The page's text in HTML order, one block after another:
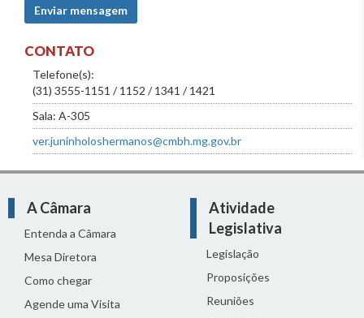
Enviar mensagem
CONTATO
Telefone(s):
(31) 3555-1151 / 1152 / 1341 / 1421
Sala: A-305
ver.juninholoshermanos@cmbh.mg.gov.br
A Câmara
Entenda a Câmara
Mesa Diretora
Como chegar
Agende uma Visita
Atividade
Legislativa
Legislação
Proposições
Reuniões